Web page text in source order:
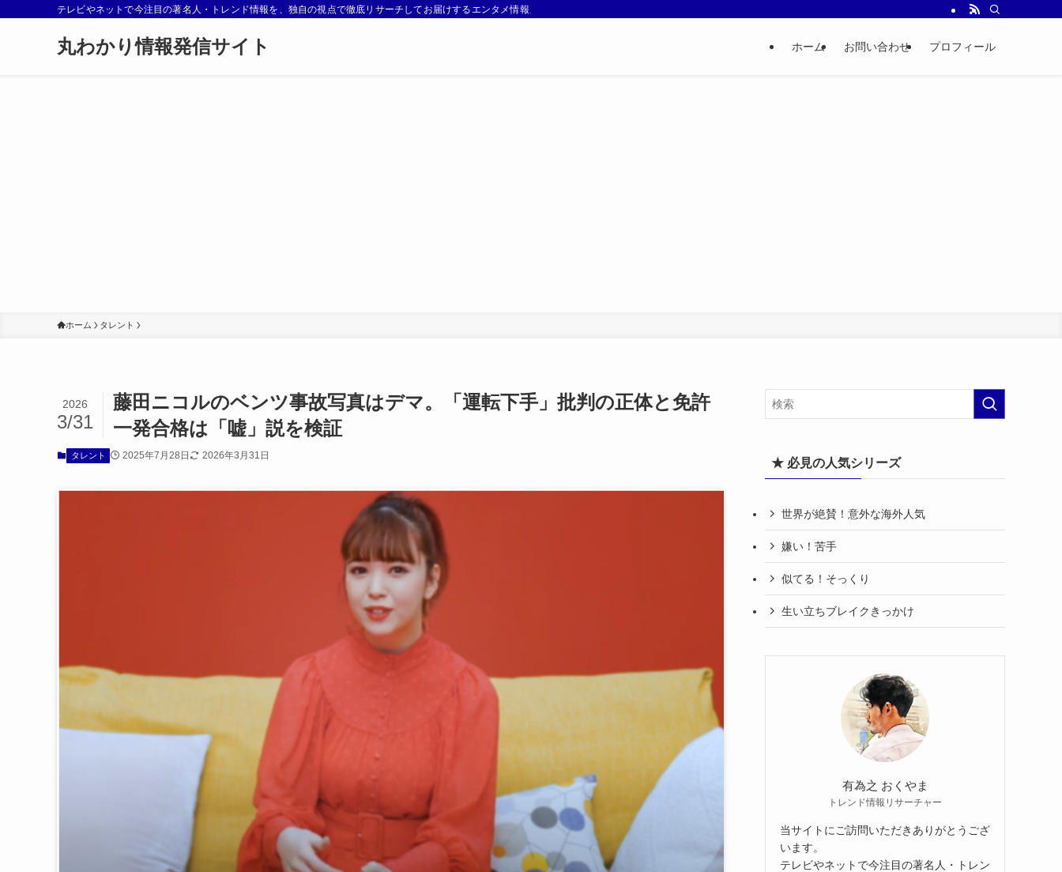
テレビやネットで今注目の著名人・トレンド情報を、独自の視点で徹底リサーチしてお届けするエンタメ情報メディアです。
丸わかり情報発信サイト ホーム お問い合わせ プロフィール
ホーム タレント
藤田ニコルのベンツ事故写真はデマ。「運転下手」批判の正体と免許
一発合格は「嘘」説を検証
2026
3/31
タレント 2025年7月28日 2026年3月31日
★ 必見の人気シリーズ
世界が絶賛！意外な海外人気
嫌い！苦手
似てる！そっくり
生い立ちブレイクきっかけ
有為之 おくやま
トレンド情報リサーチャー
当サイトにご訪問いただきありがとうござ
います。
テレビやネットで今注目の著名人・トレン